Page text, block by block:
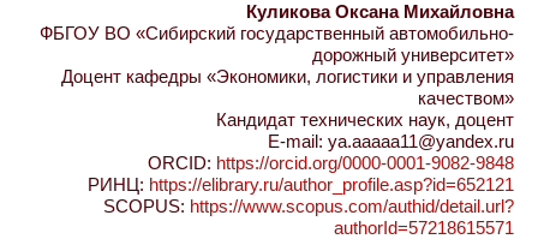
Куликова Оксана Михайловна
ФБГОУ ВО «Сибирский государственный автомобильно-
дорожный университет»
Доцент кафедры «Экономики, логистики и управления
качеством»
Кандидат технических наук, доцент
E-mail: ya.aaaaa11@yandex.ru
ORCID: https://orcid.org/0000-0001-9082-9848
РИНЦ: https://elibrary.ru/author_profile.asp?id=652121
SCOPUS: https://www.scopus.com/authid/detail.url?
authorId=57218615571